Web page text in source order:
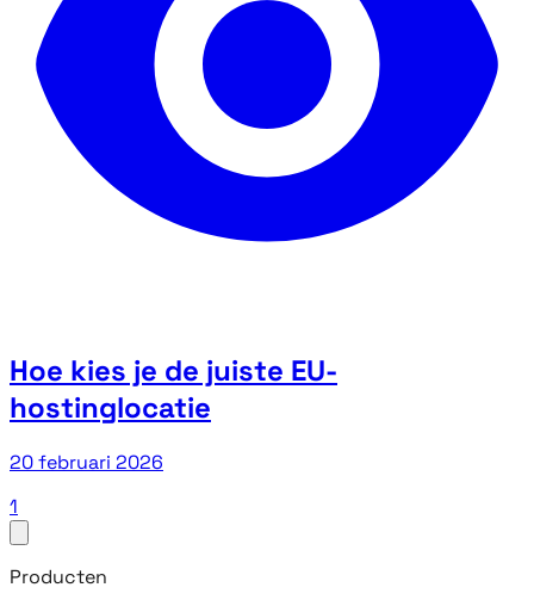
Hoe kies je de juiste EU-
hostinglocatie
20 februari 2026
1
Producten